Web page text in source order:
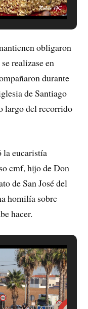
obligaron
realizase en
durante
de Santiago
largo del recorrido
la eucaristía
cmf, hijo de Don
de San José del
homilía sobre
hacer.